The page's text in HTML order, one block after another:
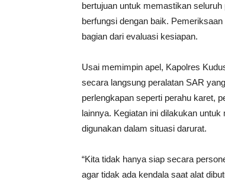
bertujuan untuk memastikan
berfungsi dengan baik.
bagian dari evaluasi kesiapan.
Usai memimpin apel, Kapolres
secara langsung peralatan SAR
perlengkapan seperti perahu karet,
lainnya. Kegiatan ini dilakukan
digunakan dalam situasi darurat.
“Kita tidak hanya siap secara
agar tidak ada kendala saat alat